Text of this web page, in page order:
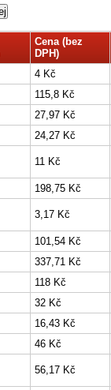
Cena (bez
DPH)
4 Kč
115,8 Kč
27,97 Kč
24,27 Kč
11 Kč
198,75 Kč
3,17 Kč
101,54 Kč
337,71 Kč
118 Kč
32 Kč
16,43 Kč
46 Kč
56,17 Kč